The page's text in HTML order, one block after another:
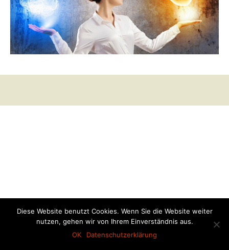
Diese Website benutzt Cookies. Wenn Sie die Website weiter
nutzen, gehen wir von Ihrem Einverständnis aus.
OK
Datenschutzerklärung